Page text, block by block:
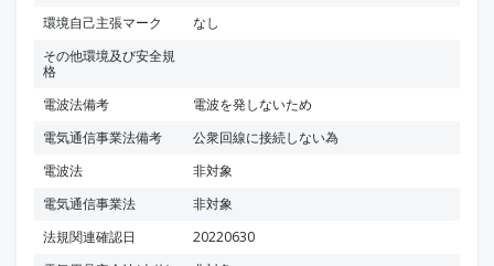
環境自己主張マーク
なし
その他環境及び安全規
格
電波法備考
電波を発しないため
電気通信事業法備考
公衆回線に接続しない為
電波法
非対象
電気通信事業法
非対象
法規関連確認日
20220630